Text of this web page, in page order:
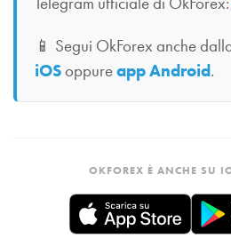
📱 Segui OkForex anche
iOSoppureapp Android.
OKFOREX È ANCHE SU